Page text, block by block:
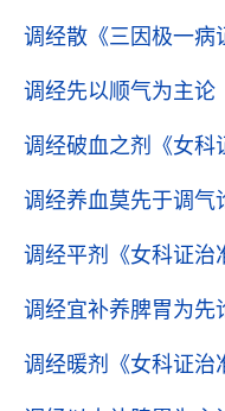
调经散 《三因极一病
调经先以顺气为主论
调经破血之剂 《女科
调经养血莫先于调气
调经平剂 《女科证治
调经宜补养脾胃为先
调经暖剂 《女科证治